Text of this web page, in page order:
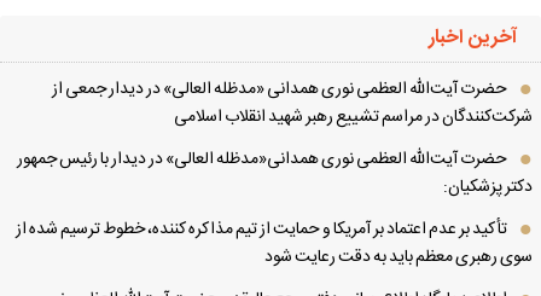
آخرین اخبار
حضرت آیت‌الله العظمی نوری همدانی «مدظله العالی» در دیدار جمعی از
در مراسم تشییع رهبر شهید انقلاب اسلامی
حضرت آیت‌الله العظمی نوری همدانی«مدظله العالی» در دیدار با رئیس جمهور
پزشکیان:
تأکید بر عدم اعتماد بر آمریکا و حمایت از تیم مذاکره کننده، خطوط ترسیم شده از
رهبری معظم باید به دقت رعایت شود